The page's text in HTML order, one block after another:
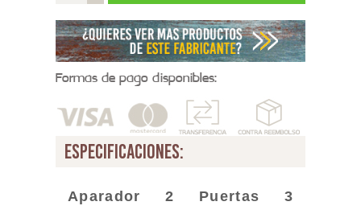
Formas de pago disponibles:
especificaciones:
Aparador 2 Puertas 3